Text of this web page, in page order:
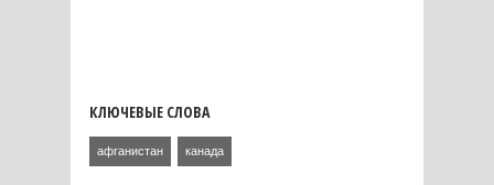
КЛЮЧЕВЫЕ СЛОВА
афганистан канада